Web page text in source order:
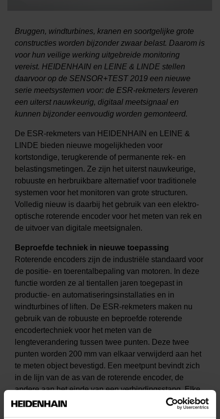
Bruggen, windturbines, kranen en soortgelijke grote
constructies worden bijzonder zwaar belast. Daarom is
voor hun veilige werking uitgebreide monitoring
vereist. HEIDENHAIN en LEINE & LINDE stellen
daarvoor op de SENSOR+TEST 2019 een nieuwe
serie meetsystemen voor: de ESR-rekmeters leveren
een uiterst nauwkeurig, digitaal meetsignaal en
kunnen bijzonder eenvoudig worden gemonteerd.
De ESR-rekmeters van HEIDENHAIN en LEINE &
LINDE bieden nieuwe mogelijkheden voor
kortstondige, terugkerende of permanente rek- en
belastingsmetingen. Ze zijn het uiterst nauwkeurige,
robuuste en herbruikbare alternatief voor traditionele
systemen voor het monitoren van grote structuren.
Volledig nieuw is daarbij het gebruik van een elektro-
optische roterende encoder voor het meten van rek en
de uitvoer van digitale meetsignalen.
Beproefde techniek in nieuwe toepassing
Roterende encoders zijn de industriële standaard voor
de positie- en toerentalbepaling van motoren. In deze
functie worden ze al tientallen jaren toegepast in
productie- en automatiseringsinstallaties en in
windturbines of liften. De ESR-rekmeters maken nu
gebruik van de robuuste en beproefde roterende
encodertechniek voor het meten van de
lengteverandering tussen twee punten. Deze twee
punten worden 200 mm van elkaar verwijderd aan het
te meten object bevestigd. Een meetpunt bevindt zich
in de lijn van de as van de roterende encoder, de
andere aan het einde van een verbindingsstang. Elke
relatieve lengteverandering van het belaste